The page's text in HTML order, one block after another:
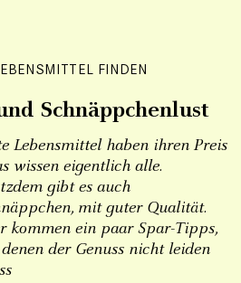
FINDEN
Schnäppchenlust
Lebensmittel haben ihren Preis
wissen eigentlich alle.
gibt es auch
mit guter Qualität.
kommen ein paar Spar-Tipps,
der Genuss nicht leiden